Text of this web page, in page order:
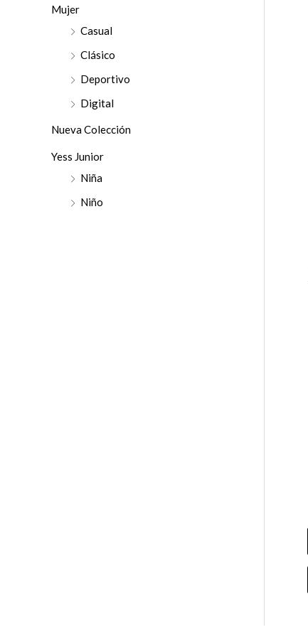
rMujer
Casual
Clásico
Deportivo
Digital
Nueva Colección
Yess Junior
Niña
Niño